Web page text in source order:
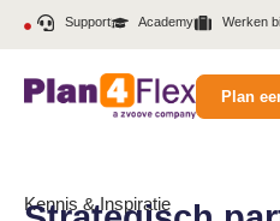
Support Academy Werken
Plan
Kennis & Inspiratie